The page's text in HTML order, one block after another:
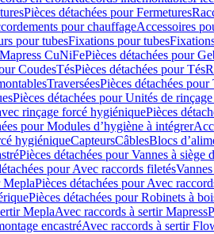
Pièces détachées pour Fermetures
pour chauffageAccessoires
pour tubesFixations pour tubes
CuNiFePièces détachées pour
CoudesTésPièces détachées pour Tés
TraverséesPièces détachées pour
Pièces détachées pour Unités de
rinçage forcé hygiéniquePièces
pour Modules d’hygiène à intégrer
hygiéniqueCapteursCâblesBlocs
Pièces détachées pour Vannes à siège
pour Avec raccords filetés
MeplaPièces détachées pour Avec
Pièces détachées pour Robinets à
MeplaAvec raccords à sertir Mapress
encastréAvec raccords à sertir